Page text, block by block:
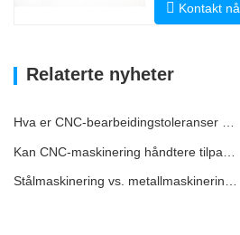
Kontakt nå
Relaterte nyheter
Hva er CNC-bearbeidingstoleranser og hvorfor er de viktige?